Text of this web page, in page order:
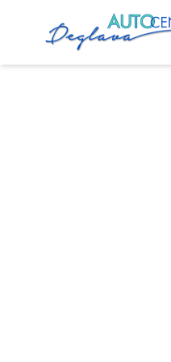
Sākums Pakalpojumi